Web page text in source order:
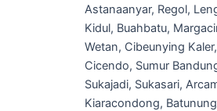
Astanaanyar, Regol,
Kidul, Buahbatu,
Wetan, Cibeunying
Cicendo, Sumur
Sukajadi, Sukasari,
Kiaracondong,